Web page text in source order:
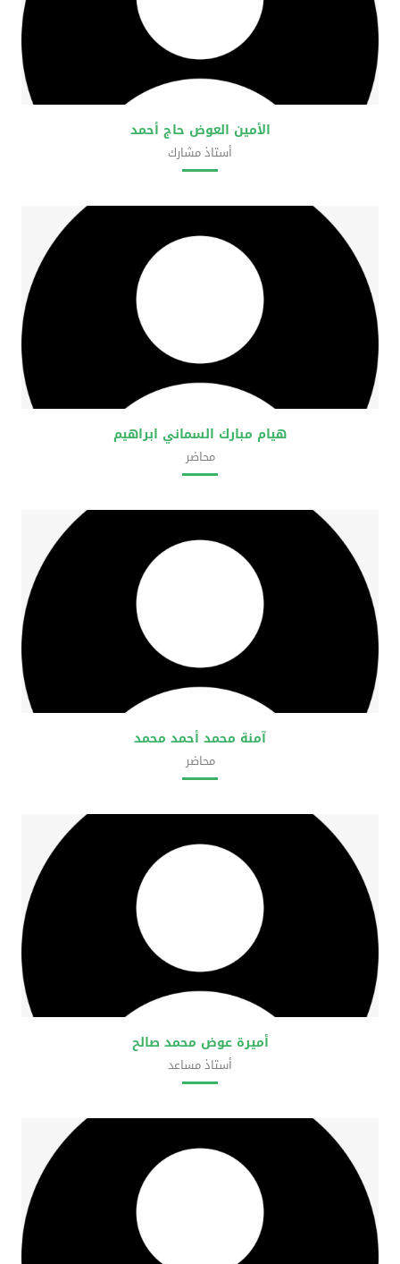
الأمين العوض حاج أحمد
أستاذ مشارك
هيام مبارك السماني ابراهيم
محاضر
آمنة محمد أحمد محمد
محاضر
أميرة عوض محمد صالح
أستاذ مساعد